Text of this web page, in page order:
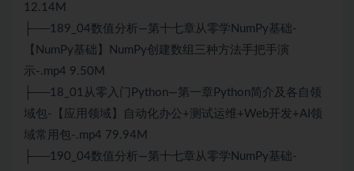
12.14M
├──189_04数值分析—第十七章从零学NumPy基础-
【NumPy基础】NumPy创建数组三种方法手把手演
示-.mp4 9.50M
├──18_01从零入门Python—第一章Python简介及各自领
域包-【应用领域】自动化办公+测试运维+Web开发+AI领
域常用包-.mp4 79.94M
├──190_04数值分析—第十七章从零学NumPy基础-